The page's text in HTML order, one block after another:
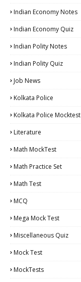
Indian Economy Notes
Indian Economy Quiz
Indian Polity Notes
Indian Polity Quiz
Job News
Kolkata Police
Kolkata Police Mocktest
Literature
Math MockTest
Math Practice Set
Math Test
MCQ
Mega Mock Test
Miscellaneous Quiz
Mock Test
MockTests